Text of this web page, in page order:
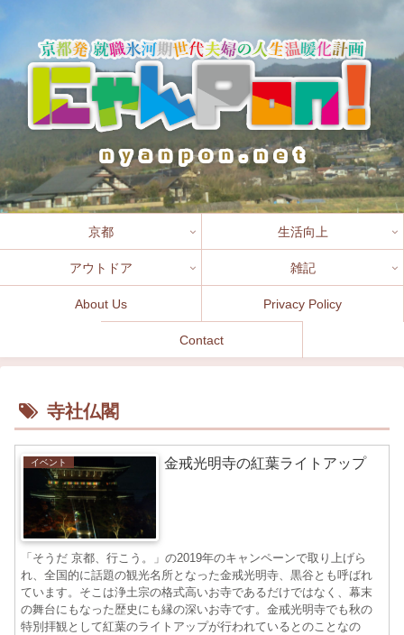
京都 生活向上
アウトドア 雑記
About Us Privacy Policy
Contact
寺社仏閣
イベント 金戒光明寺の紅葉ライトアップ
「そうだ 京都、行こう。」の2019年のキャンペーンで取り上げら
れ、全国的に話題の観光名所となった金戒光明寺、黒谷とも呼ばれ
ています。そこは浄土宗の格式高いお寺であるだけではなく、幕末
の舞台にもなった歴史にも縁の深いお寺です。金戒光明寺でも秋の
特別拝観として紅葉のライトアップが行われているとのことなの